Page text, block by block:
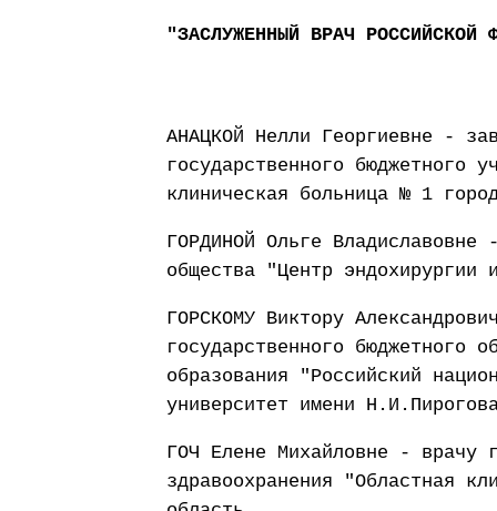
"ЗАСЛУЖЕННЫЙ ВРАЧ РОССИЙСКОЙ
АНАЦКОЙ Нелли Георгиевне -
государственного бюджетного
клиническая больница № 1
ГОРДИНОЙ Ольге Владиславовне
общества "Центр
ГОРСКОМУ Виктору
государственного бюджетного
образования "Российский
университет имени
ГОЧ Елене Михайловне - врачу
здравоохранения "Областная